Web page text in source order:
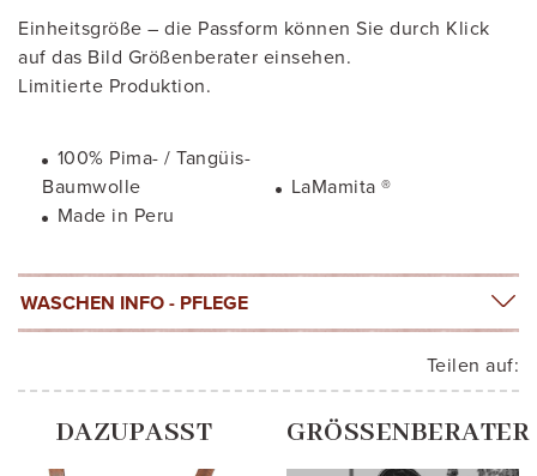
Einheitsgröße – die Passform können Sie durch Klick
auf das Bild Größenberater einsehen.
Limitierte Produktion.
100% Pima- / Tangüis-
Baumwolle
LaMamita ®
Made in Peru
WASCHEN INFO - PFLEGE
Teilen auf:
DAZUPASST GRÖSSENBERATER